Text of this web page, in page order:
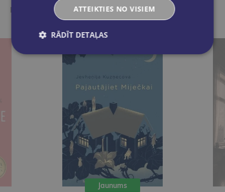
Ieskaties, varbūt noder
Jaunums
ATTEIKTIES NO VISIEM
RĀDĪT DETAĻAS